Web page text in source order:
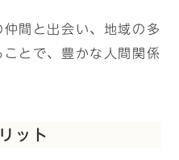
間と出会い、地域の多
とで、豊かな人間関係
ット